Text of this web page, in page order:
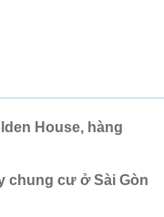
House, hàng
chung cư ở Sài Gòn